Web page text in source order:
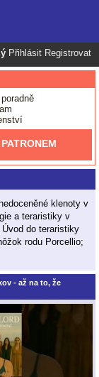
Přihlásit Registrovat
klenoty v
a teraristiky v
do teraristiky
rodu Porcellio;
- až na to, že